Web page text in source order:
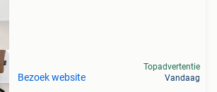
Bezoek website
Topadvertentie
Vandaag